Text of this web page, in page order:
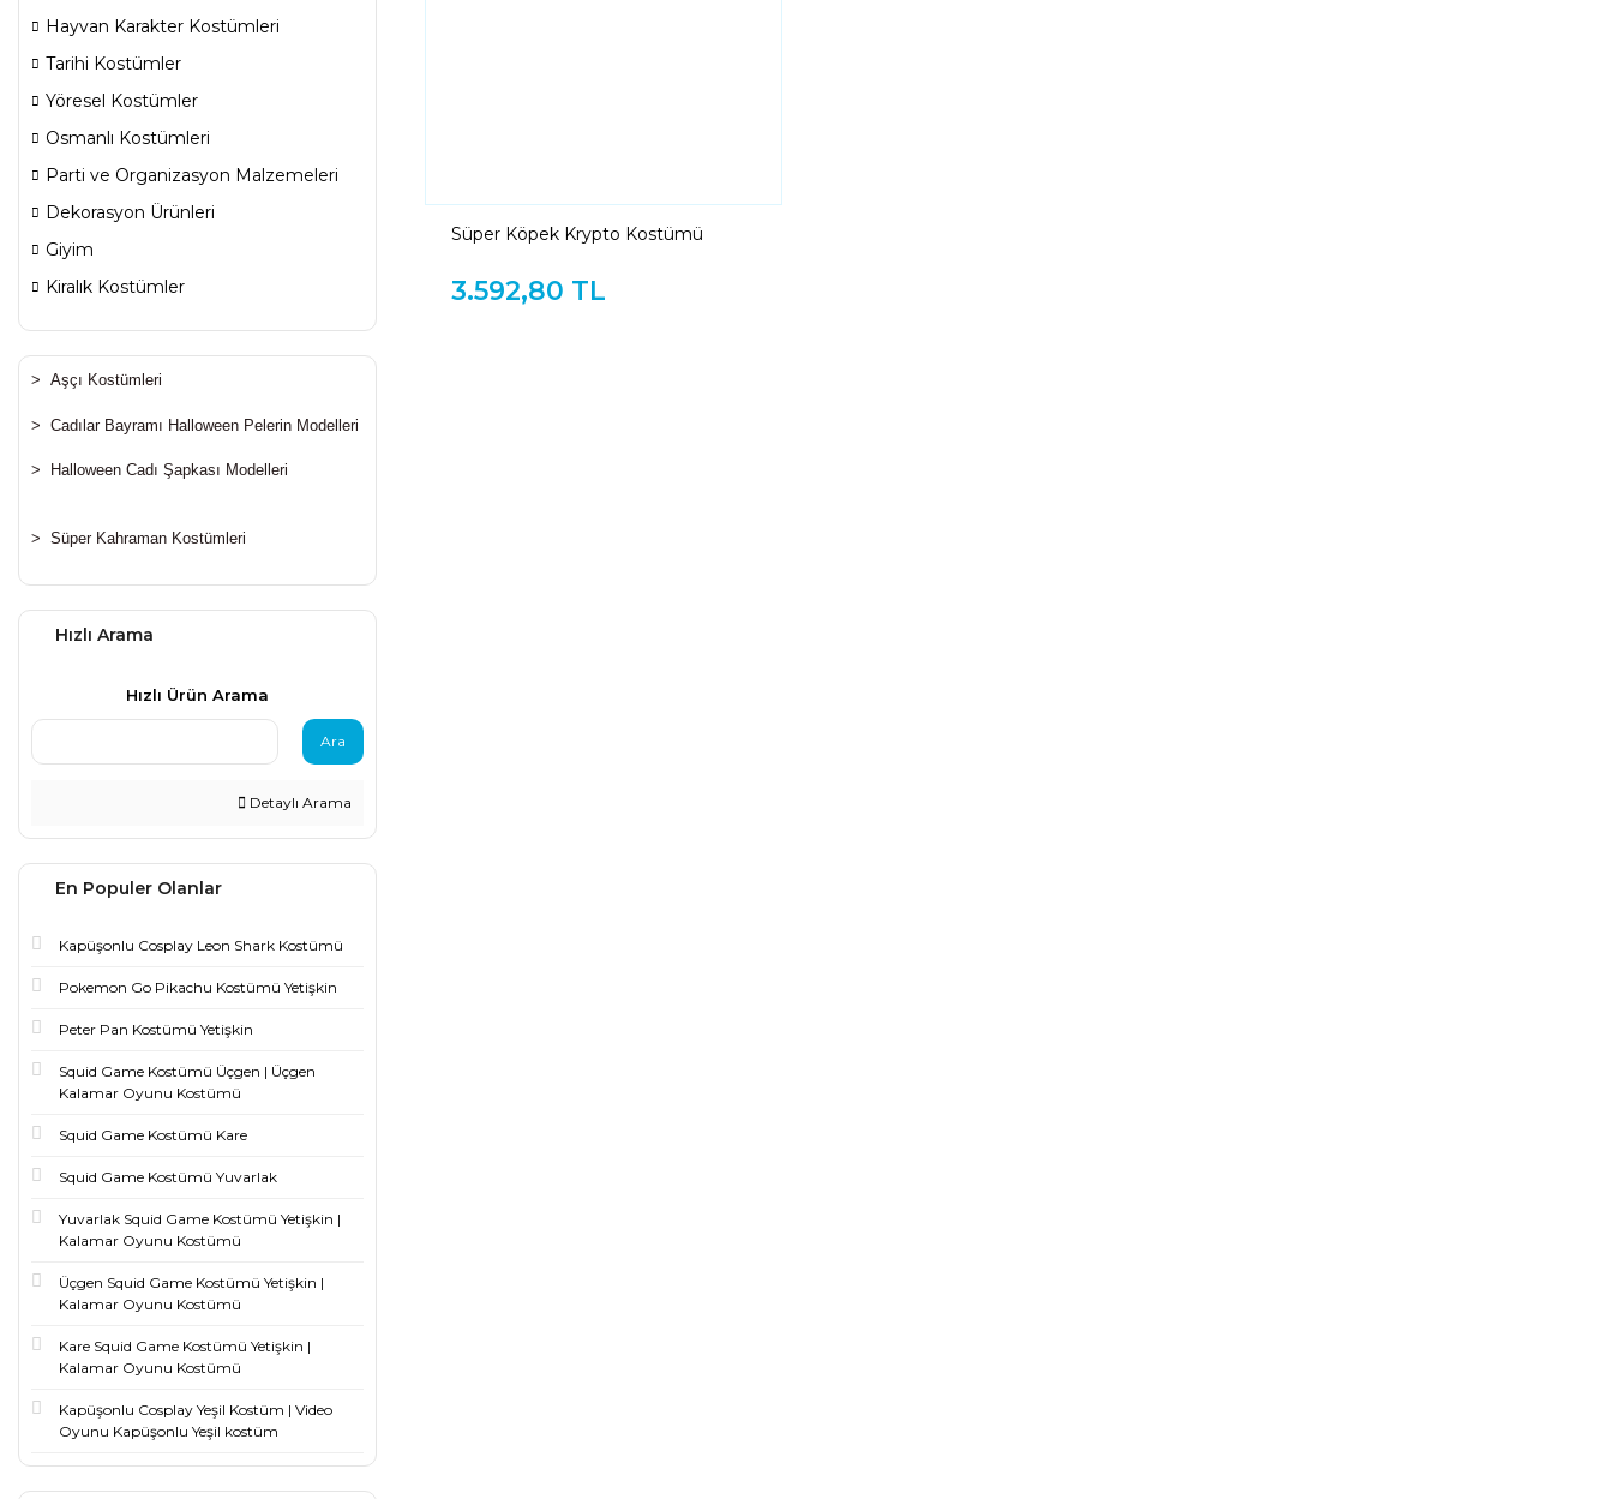
Hayvan Karakter Kostümleri
Tarihi Kostümler
Yöresel Kostümler
Osmanlı Kostümleri
Parti ve Organizasyon Malzemeleri
Dekorasyon Ürünleri
Giyim
Kiralık Kostümler
> Aşçı Kostümleri
> Cadılar Bayramı Halloween Pelerin Modelleri
> Halloween Cadı Şapkası Modelleri
> Süper Kahraman Kostümleri
Hızlı Arama
Hızlı Ürün Arama
Ara
Detaylı Arama
En Populer Olanlar
Kapüşonlu Cosplay Leon Shark Kostümü
Pokemon Go Pikachu Kostümü Yetişkin
Peter Pan Kostümü Yetişkin
Squid Game Kostümü Üçgen | Üçgen
Kalamar Oyunu Kostümü
Squid Game Kostümü Kare
Squid Game Kostümü Yuvarlak
Yuvarlak Squid Game Kostümü Yetişkin |
Kalamar Oyunu Kostümü
Üçgen Squid Game Kostümü Yetişkin |
Kalamar Oyunu Kostümü
Kare Squid Game Kostümü Yetişkin |
Kalamar Oyunu Kostümü
Kapüşonlu Cosplay Yeşil Kostüm | Video
Oyunu Kapüşonlu Yeşil kostüm
Süper Köpek Krypto Kostümü
3.592,80 TL